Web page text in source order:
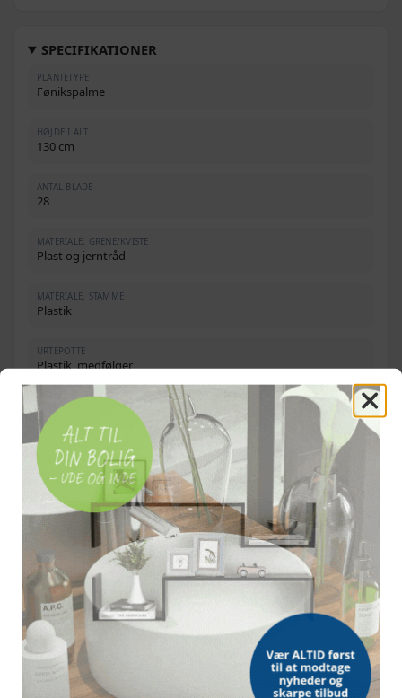
SPECIFIKATIONER
PLANTETYPE
Fønikspalme
HØJDE I ALT
130 cm
ANTAL BLADE
28
MATERIALE, GRENE/KVISTE
Plast og jerntråd
MATERIALE, STAMME
Plastik
URTEPOTTE
Plastik, medfølger
DIAMETER, URTEPOTTE
17,8 cm
STOF
Polyester 100 %
PAKKEN INDEHOLDER
1 plante og 1 urtepotte
OFTE STILLEDE SPØRGSMÅL
Leveres palmen med potte?
Hvor høj er palmen?